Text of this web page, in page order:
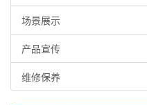
场景展示
产品宣传
维修保养